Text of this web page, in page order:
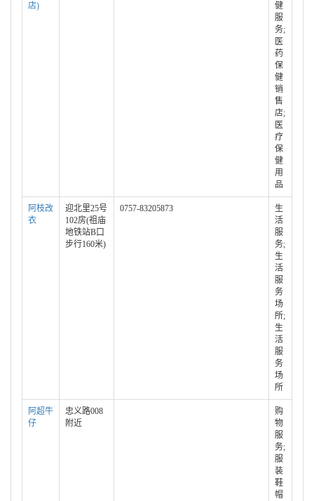
店)
健
服
务;
医
药
保
健
销
售
店;
医
疗
保
健
用
品
阿枝改
衣
迎北里25号
102房(祖庙
地铁站B口
步行160米)
0757-83205873
生
活
服
务;
生
活
服
务
场
所;
生
活
服
务
场
所
阿超牛
仔
忠义路008
附近
购
物
服
务;
服
装
鞋
帽